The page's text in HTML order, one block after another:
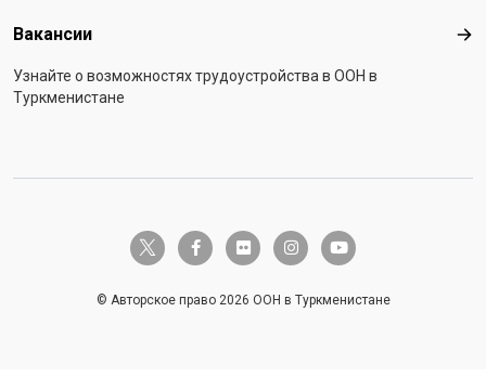
Вакансии
Узнайте о возможностях трудоустройства в ООН в
Туркменистане
twitter-x facebook-fflickr instagramyoutube
© Авторское право 2026 ООН в Туркменистане